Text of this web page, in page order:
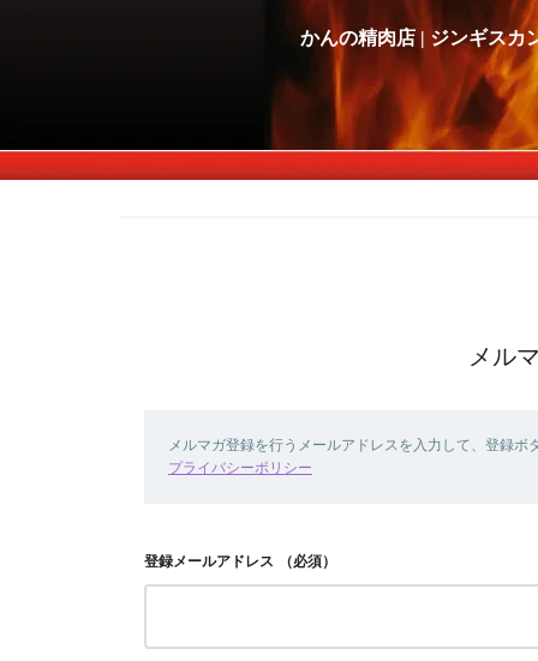
かんの精肉店 | ジンギスカ
メル
メルマガ登録を行うメールアドレスを入力して、登録ボ
プライバシーポリシー
登録メールアドレス （必須）